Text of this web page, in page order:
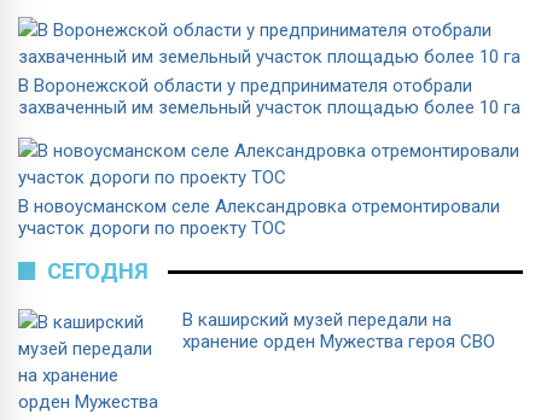
В Воронежской области у предпринимателя отобрали
захваченный им земельный участок площадью более 10 га
В новоусманском селе Александровка отремонтировали
участок дороги по проекту ТОС
СЕГОДНЯ
В каширский музей передали на
хранение орден Мужества героя СВО